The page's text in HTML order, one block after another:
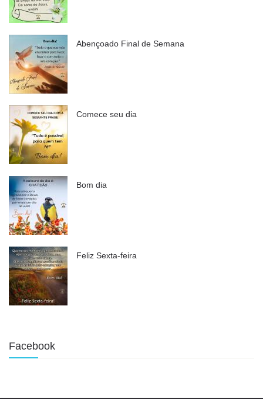
Abençoado Final de Semana
Comece seu dia
Bom dia
Feliz Sexta-feira
Facebook